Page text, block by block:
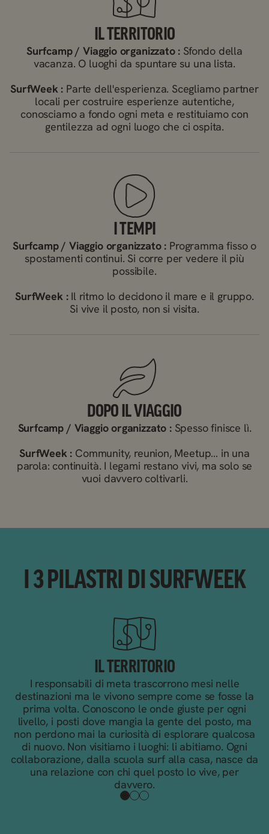
IL TERRITORIO
Surfcamp / Viaggio organizzato : Sfondo della
vacanza. O luoghi da spuntare su una lista.
SurfWeek : Parte dell'esperienza. Scegliamo partner
locali per costruire esperienze autentiche,
conosciamo a fondo ogni meta e restituiamo con
gentilezza ad ogni luogo che ci ospita.
I TEMPI
Surfcamp / Viaggio organizzato : Programma fisso o
spostamenti continui. Si corre per vedere il più
possibile.
SurfWeek :Il ritmo lo decidono il mare e il gruppo.
Si vive il posto, non si visita.
DOPO IL VIAGGIO
Surfcamp / Viaggio organizzato :Spesso finisce lì.
SurfWeek : Community, reunion, Meetup… in una
parola: continuità. I legami restano vivi, ma solo se
vuoi davvero coltivarli.
I 3 PILASTRI DI SURFWEEK
IL TERRITORIO
I responsabili di meta trascorrono mesi nelle
destinazioni ma le vivono sempre come se fosse la
prima volta. Conoscono le onde giuste per ogni
livello, i posti dove mangia la gente del posto, ma
non perdono mai la curiosità di esplorare qualcosa
di nuovo. Non visitiamo i luoghi: li abitiamo. Ogni
collaborazione, dalla scuola surf alla casa, nasce da
una relazione con chi quel posto lo vive, per
davvero.